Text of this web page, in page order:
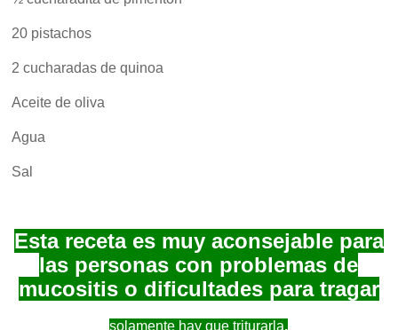
20 pistachos
2 cucharadas de quinoa
Aceite de oliva
Agua
Sal
Esta receta es muy aconsejable para
las personas con problemas de
mucositis o dificultades para tragar
solamente hay que triturarla.